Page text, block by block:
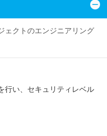
ェクトのエンジニアリング
行い、セキュリティレベル